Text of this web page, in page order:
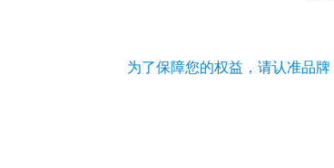
为了保障您的权益，请认准品